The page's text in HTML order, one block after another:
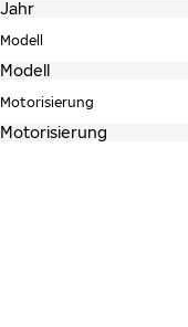
Modell
Motorisierung